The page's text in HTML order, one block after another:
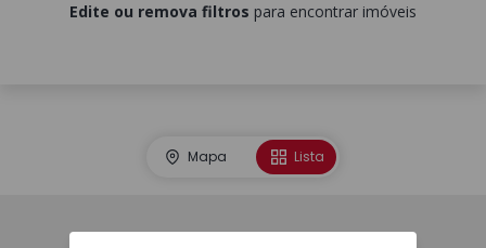
Edite ou remova filtros para encontrar imóveis
Mapa Lista